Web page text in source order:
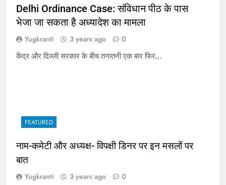
Delhi Ordinance Case: संविधान पीठ के पास
भेजा जा सकता है अध्यादेश का मामला
Yugkranti 3 years ago 0
केंद्र और दिल्ली सरकार के बीच तनातनी एक बार फिर…
FEATURED
नाम-कमेटी और अध्यक्ष- विपक्षी डिनर पर इन मसलों पर
बात
Yugkranti 3 years ago 0